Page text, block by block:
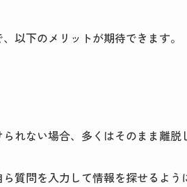
以下のメリットが期待できます。
れない場合、多くはそのまま離脱
質問を入力して情報を探せるよ